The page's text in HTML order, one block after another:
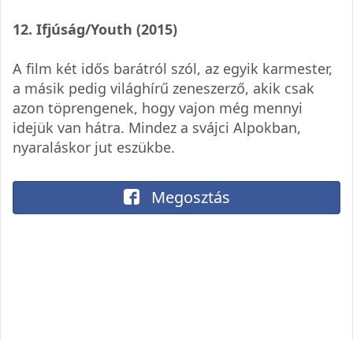
12. Ifjúság/Youth (2015)
A film két idős barátról szól, az egyik karmester,
a másik pedig világhírű zeneszerző, akik csak
azon töprengenek, hogy vajon még mennyi
idejük van hátra. Mindez a svájci Alpokban,
nyaraláskor jut eszükbe.
Megosztás